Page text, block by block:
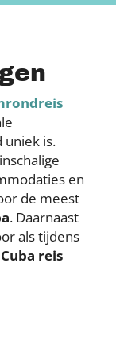
uniek is.
en
de meest
. Daarnaast
als tijdens
reis